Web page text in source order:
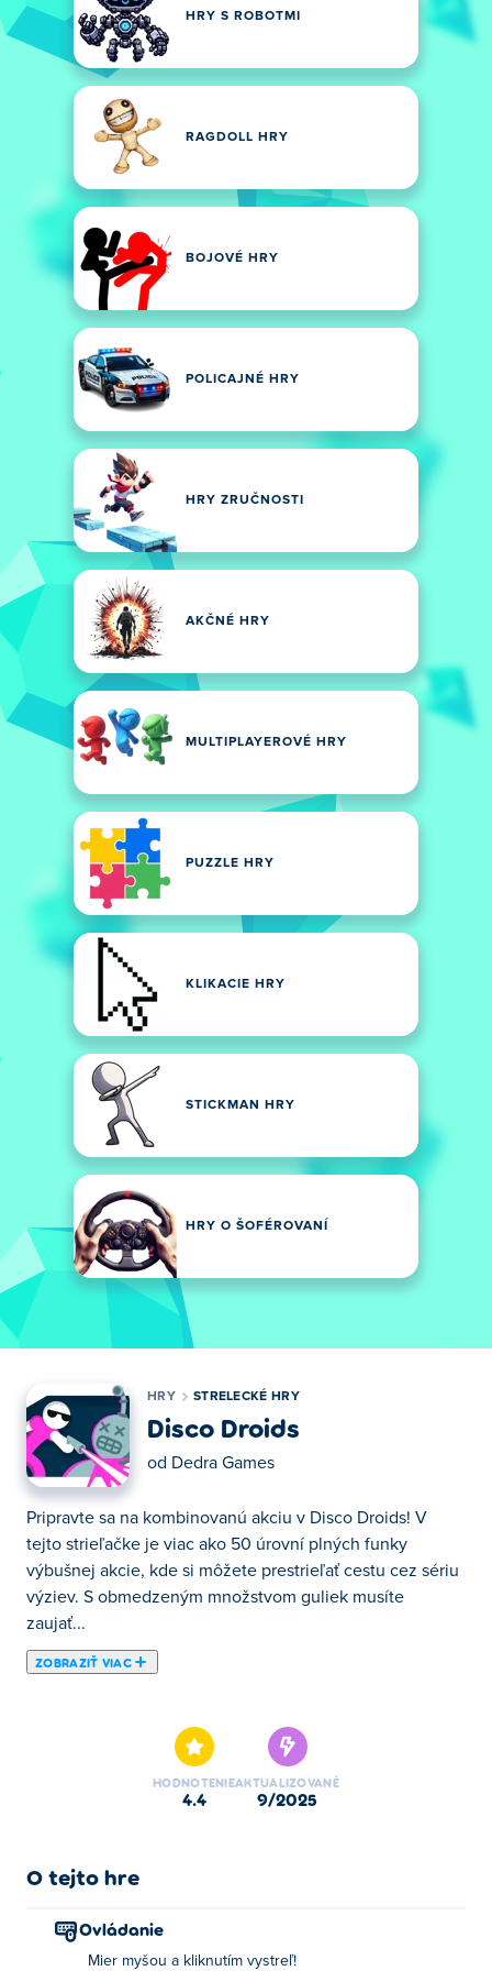
HRY S ROBOTMI
RAGDOLL HRY
BOJOVÉ HRY
POLICAJNÉ HRY
HRY ZRUČNOSTI
AKČNÉ HRY
MULTIPLAYEROVÉ HRY
PUZZLE HRY
KLIKACIE HRY
STICKMAN HRY
HRY O ŠOFÉROVANÍ
HRY STRELECKÉ HRY
Disco Droids
od Dedra Games
Pripravte sa na kombinovanú akciu v Disco Droids! V
tejto strieľačke je viac ako 50 úrovní plných funky
výbušnej akcie, kde si môžete prestrieľať cestu cez sériu
výziev. S obmedzeným množstvom guliek musíte
zaujať...
ZOBRAZIŤ VIAC
výbušnej akcie, kde si môžete prestrieľať cestu cez sériu
výziev. S obmedzeným množstvom guliek musíte zaujať
strategický prístup, pretože môžete odrážať guľky od
využiť aj vo svoj prospech, pretože robotov môžete
(alebo necháte iných robotov vybuchnúť v blízkosti)! Pre
úplných nadšencov existuje veľa zbraní, s ktorými môžu
HODNOTENIE
4.4
AKTUALIZOVANÉ
9/2025
O tejto hre
Ovládanie
Mier myšou a kliknutím vystreľ!